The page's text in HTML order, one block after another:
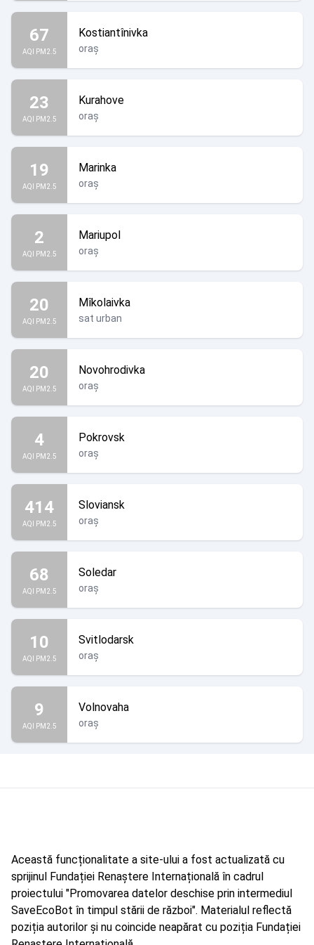
67
AQI PM2.5
Kostiantînivka
oraș
23
AQI PM2.5
Kurahove
oraș
19
AQI PM2.5
Marinka
oraș
2
AQI PM2.5
Mariupol
oraș
20
AQI PM2.5
Mîkolaivka
sat urban
20
AQI PM2.5
Novohrodivka
oraș
4
AQI PM2.5
Pokrovsk
oraș
414
AQI PM2.5
Sloviansk
oraș
68
AQI PM2.5
Soledar
oraș
10
AQI PM2.5
Svitlodarsk
oraș
9
AQI PM2.5
Volnovaha
oraș
Această funcționalitate a site-ului a fost actualizată cu
sprijinul Fundației Renaștere Internațională în cadrul
proiectului "Promovarea datelor deschise prin intermediul
SaveEcoBot în timpul stării de război". Materialul reflectă
poziția autorilor și nu coincide neapărat cu poziția Fundației